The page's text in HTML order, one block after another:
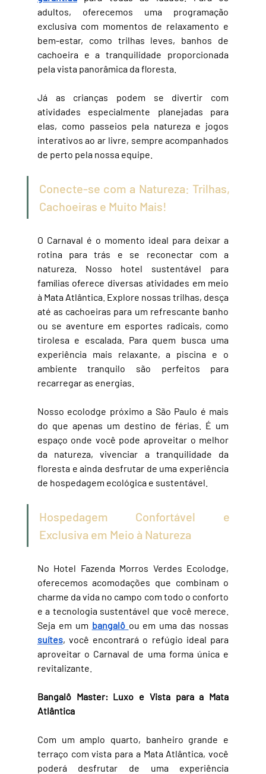
adultos, oferecemos uma programação
exclusiva com momentos de relaxamento e
bem-estar, como trilhas leves, banhos de
cachoeira e a tranquilidade proporcionada
pela vista panorâmica da floresta.
Já as crianças podem se divertir com
atividades especialmente planejadas para
elas, como passeios pela natureza e jogos
interativos ao ar livre, sempre acompanhados
de perto pela nossa equipe.
Conecte-se com a Natureza: Trilhas,
Cachoeiras e Muito Mais!
O Carnaval é o momento ideal para deixar a
rotina para trás e se reconectar com a
natureza. Nosso hotel sustentável para
famílias oferece diversas atividades em meio
à Mata Atlântica. Explore nossas trilhas, desça
até as cachoeiras para um refrescante banho
ou se aventure em esportes radicais, como
tirolesa e escalada. Para quem busca uma
experiência mais relaxante, a piscina e o
ambiente tranquilo são perfeitos para
recarregar as energias.
Nosso ecolodge próximo a São Paulo é mais
do que apenas um destino de férias. É um
espaço onde você pode aproveitar o melhor
da natureza, vivenciar a tranquilidade da
floresta e ainda desfrutar de uma experiência
de hospedagem ecológica e sustentável.
Hospedagem Confortável e
Exclusiva em Meio à Natureza
No Hotel Fazenda Morros Verdes Ecolodge,
oferecemos acomodações que combinam o
charme da vida no campo com todo o conforto
e a tecnologia sustentável que você merece.
Seja em um bangalô
suítes, você encontrará o refúgio ideal para
aproveitar o Carnaval de uma forma única e
revitalizante.
Bangalô Master: Luxo e Vista para a Mata
Atlântica
Com um amplo quarto, banheiro grande e
terraço com vista para a Mata Atlântica, você
poderá desfrutar de uma experiência